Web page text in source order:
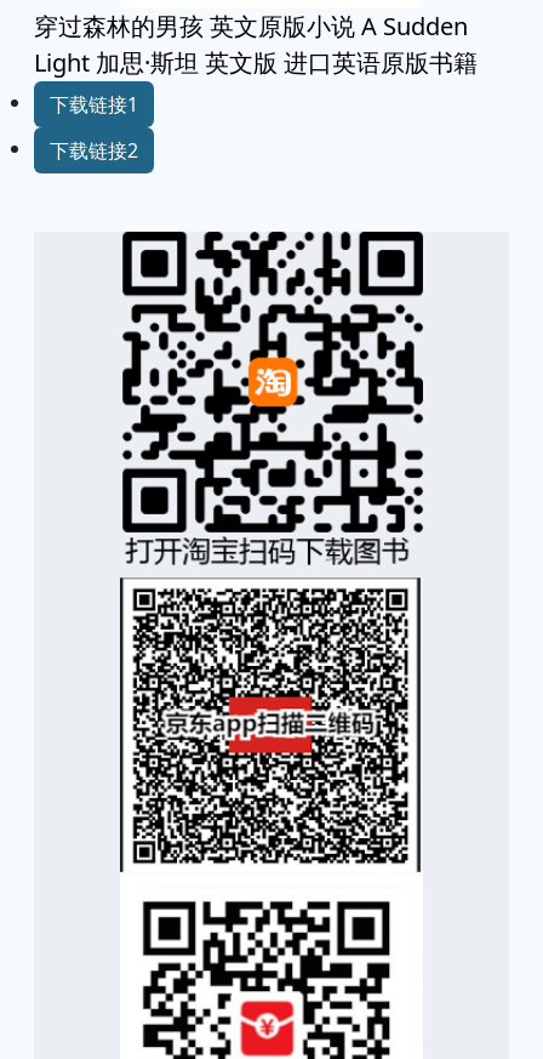
穿过森林的男孩 英文原版小说 A Sudden
Light 加思·斯坦 英文版 进口英语原版书籍
下载链接1
下载链接2